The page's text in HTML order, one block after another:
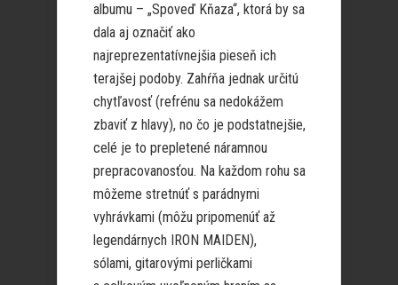
albumu – „Spoveď Kňaza“, ktorá by sa
dala aj označiť ako
najreprezentatívnejšia pieseň ich
terajšej podoby. Zahŕňa jednak určitú
chytľavosť (refrénu sa nedokážem
zbaviť z hlavy), no čo je podstatnejšie,
celé je to prepletené náramnou
prepracovanosťou. Na každom rohu sa
môžeme stretnúť s parádnymi
vyhrávkami (môžu pripomenúť až
legendárnych IRON MAIDEN),
sólami, gitarovými perličkami